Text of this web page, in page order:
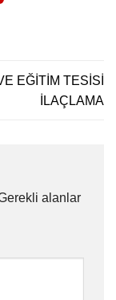
EĞİTİM TESİSİ
İLAÇLAMA
alanlar